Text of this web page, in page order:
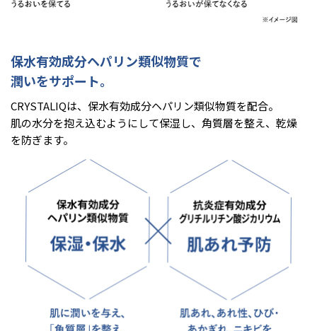
保水有効成分ヘパリン類似物質で
潤いをサポート。
CRYSTALIQは、保水有効成分ヘパリン類似物質を配合。
肌の水分を抱え込むようにして保湿し、角質層を整え、乾燥
を防ぎます。